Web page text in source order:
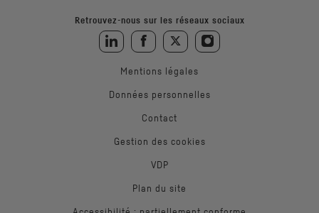
Retrouvez-nous sur les réseaux sociaux
Retrouvez-nous sur LinkedIn
Retrouvez-nous sur Facebook
Retrouvez-nous sur Twitter
Retrouvez-nous sur
Mentions légales
Données personnelles
Contact
Gestion des cookies
VDP
Plan du site